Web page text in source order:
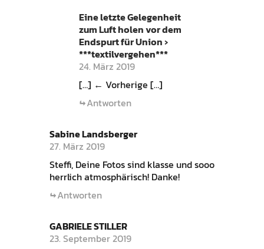
Eine letzte Gelegenheit
zum Luft holen vor dem
Endspurt für Union ›
***textilvergehen***
24. März 2019
[…] ← Vorherige […]
Antworten
Sabine Landsberger
27. März 2019
Steffi, Deine Fotos sind klasse und sooo
herrlich atmosphärisch! Danke!
Antworten
GABRIELE STILLER
23. September 2019